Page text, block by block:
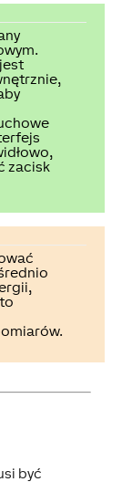
zacisk
być